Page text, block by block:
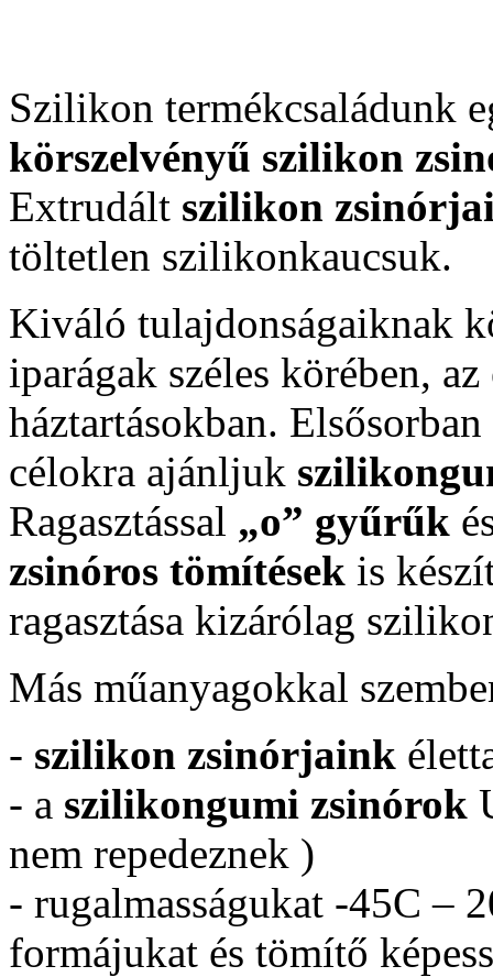
Szilikon termékcsaládunk
körszelvényű szilikon
Extrudált szilikon
töltetlen szilikonkaucsuk.
Kiváló tulajdonságaiknak
iparágak széles körében,
háztartásokban.
célokra ajánljuk
Ragasztással „o” gyűrűk
zsinóros tömítések is
ragasztása kizárólag
Más műanyagokkal
- szilikon zsinórjaink
- a szilikongumi zsinórok
nem repedeznek )
- rugalmasságukat -45C –
formájukat és tömítő